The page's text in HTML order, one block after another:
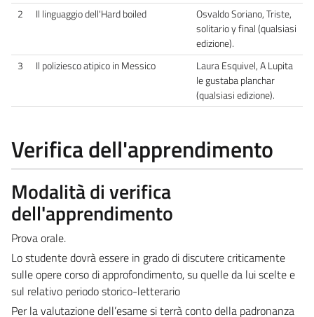
2
Il linguaggio dell'Hard boiled
Osvaldo Soriano, Triste,
solitario y final (qualsiasi
edizione).
3
Il poliziesco atipico in Messico
Laura Esquivel, A Lupita
le gustaba planchar
(qualsiasi edizione).
Verifica dell'apprendimento
Modalità di verifica
dell'apprendimento
Prova orale.
Lo studente dovrà essere in grado di discutere criticamente
sulle opere corso di approfondimento, su quelle da lui scelte e
sul relativo periodo storico-letterario
Per la valutazione dell’esame si terrà conto della padronanza